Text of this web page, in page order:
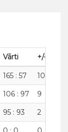
Vārti +/-
165 : 57 108
106 : 97 9
95 : 93 2